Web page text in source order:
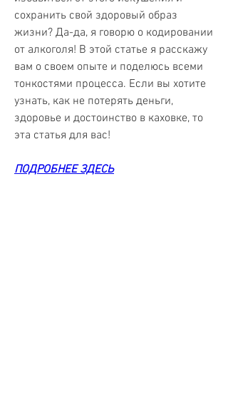
сохранить свой здоровый образ
жизни? Да-да, я говорю о кодировании
от алкоголя! В этой статье я расскажу
вам о своем опыте и поделюсь всеми
тонкостями процесса. Если вы хотите
узнать, как не потерять деньги,
здоровье и достоинство в каховке, то
эта статья для вас!
ПОДРОБНЕЕ ЗДЕСЬ